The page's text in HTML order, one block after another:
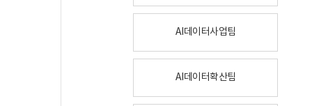
AI데이터사업팀
AI데이터확산팀